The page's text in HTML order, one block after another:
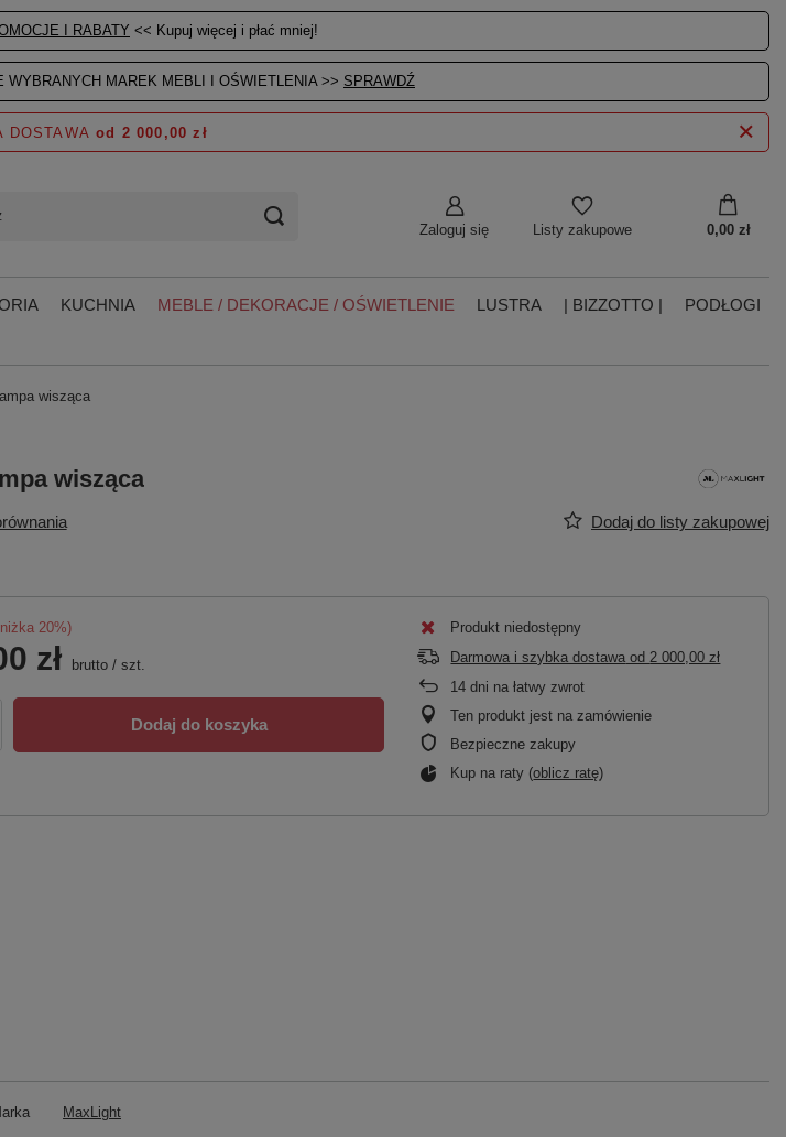
I RABATY << Kupuj więcej i płać mniej!
WYBRANYCH MAREK MEBLI I OŚWIETLENIA >> SPRAWDŹ
Zaloguj się Listy zakupowe 0,00 zł
DOSTAWA od 2 000,00 zł
KUCHNIA MEBLE / DEKORACJE / OŚWIETLENIE LUSTRA | BIZZOTTO |
PODŁOGI
wisząca
wisząca
Dodaj do listy zakupowej
20%)
zł brutto/ szt.
Dodaj do koszyka
Produkt niedostępny
Darmowa i szybka dostawa od 2 000,00 zł
14 dni na łatwy zwrot
Ten produkt jest na zamówienie
Bezpieczne zakupy
Kup na raty (oblicz ratę)
MaxLight